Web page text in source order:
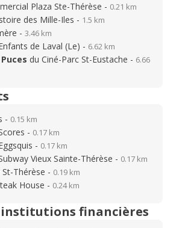
Plaza Ste-Thérèse - 0.21 km
des Mille-Iles - 1.5 km
- 3.46 km
de Laval (Le) - 6.62 km
Puces du Ciné-Parc St-Eustache - 6.66
- 0.15 km
- 0.17 km
- 0.17 km
Vieux Sainte-Thérèse - 0.17 km
Thérèse - 0.19 km
House - 0.24 km
institutions financières